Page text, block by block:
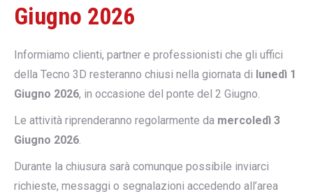
Giugno 2026
Informiamo clienti, partner e professionisti che gli uffici
della Tecno 3D resteranno chiusi nella giornata di lunedì 1
Giugno 2026, in occasione del ponte del 2 Giugno.
Le attività riprenderanno regolarmente da mercoledì 3
Giugno 2026.
Durante la chiusura sarà comunque possibile inviarci
richieste, messaggi o segnalazioni accedendo all’area